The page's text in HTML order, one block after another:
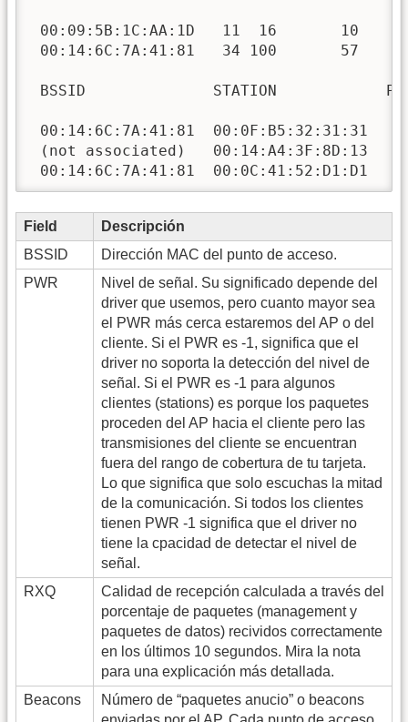
00:09:5B:1C:AA:1D   11  16
00:14:6C:7A:41:81   34
BSSID
00:14:6C:7A:41:81
(not associated)
00:14:6C:7A:41:81
Field
Descripción
BSSID
Dirección MAC del punto de acceso.
PWR
Nivel de señal. Su significado depende del
driver que usemos, pero cuanto mayor sea
el PWR más cerca estaremos del AP o del
cliente. Si el PWR es -1, significa que el
driver no soporta la detección del nivel de
señal. Si el PWR es -1 para algunos
clientes (stations) es porque los paquetes
proceden del AP hacia el cliente pero las
transmisiones del cliente se encuentran
fuera del rango de cobertura de tu tarjeta.
Lo que significa que solo escuchas la mitad
de la comunicación. Si todos los clientes
tienen PWR -1 significa que el driver no
tiene la cpacidad de detectar el nivel de
señal.
RXQ
Calidad de recepción calculada a través del
porcentaje de paquetes (management y
paquetes de datos) recividos correctamente
en los últimos 10 segundos. Mira la nota
para una explicación más detallada.
Beacons
Número de “paquetes anucio” o beacons